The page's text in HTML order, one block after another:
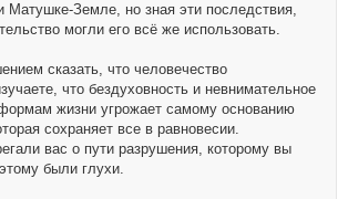
Матушке-Земле, но зная эти последствия,
могли его всё же использовать.
сказать, что человечество
что бездуховность и невнимательное
жизни угрожает самому основанию
сохраняет все в равновесии.
вас о пути разрушения, которому вы
были глухи.